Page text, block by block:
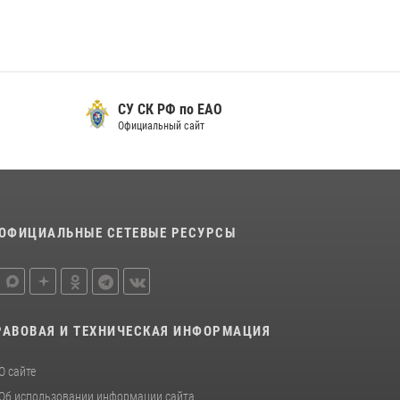
Спецназовцы СОБР «Харза» ЕАО обучили
самообороны
СУ СК РФ по ЕАО
Официальный сайт
СЕТЕВЫЕ РЕСУРСЫ
И ТЕХНИЧЕСКАЯ ИНФОРМАЦИЯ
О сайте
Об использовании информации сайта